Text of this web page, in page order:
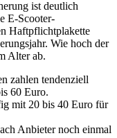
ist deutlich
E-Scooter-
Haftpflichtplakette
Wie hoch der
Alter ab.
zahlen tendenziell
60 Euro.
mit 20 bis 40 Euro für
Anbieter noch einmal